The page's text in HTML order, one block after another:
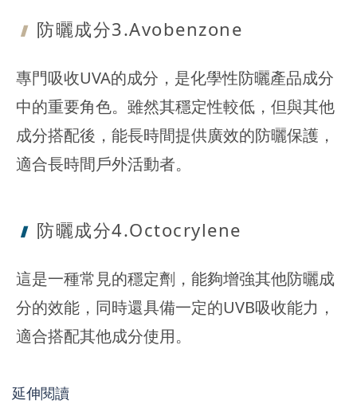
防曬成分3.Avobenzone
專門吸收UVA的成分，是化學性防曬產品成分
中的重要角色。雖然其穩定性較低，但與其他
成分搭配後，能長時間提供廣效的防曬保護，
適合長時間戶外活動者。
防曬成分4.Octocrylene
這是一種常見的穩定劑，能夠增強其他防曬成
分的效能，同時還具備一定的UVB吸收能力，
適合搭配其他成分使用。
延伸閱讀